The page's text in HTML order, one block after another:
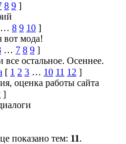
8 9 ]
… 8 9 10 ]
вот мода!
… 7 8 9 ]
остальное. Осеннее.
[ 1 2 3 … 10 11 12 ]
оценка работы сайта
]
показано тем: 11.